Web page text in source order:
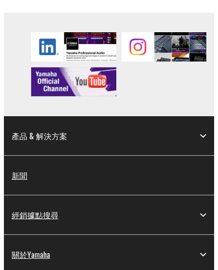
產品 & 解決方案
新聞
經銷據點搜尋
關於Yamaha